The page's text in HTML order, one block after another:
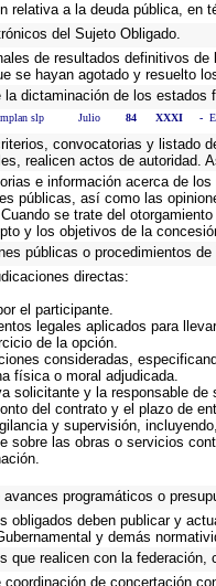
relativa a la deuda pública, en
del Sujeto Obligado.
de resultados definitivos
se hayan agotado y resuelto
dictaminación de los estados
slp Julio 84 XXXI -
convocatorias y listado
realicen actos de autoridad.
e información acerca de
públicas, así como las
se trate del
y los objetivos de la
públicas o procedimientos
directas:
el participante.
legales aplicados para
de la opción.
consideradas,
física o moral adjudicada.
solicitante y la responsable de
del contrato y el plazo de
y supervisión,
sobre las obras o servicios
programáticos o
obligados deben publicar y
y demás
que realicen con la
de concertación